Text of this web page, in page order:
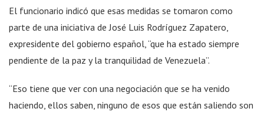
El funcionario indicó que esas medidas se tomaron como
parte de una iniciativa de José Luis Rodríguez Zapatero,
expresidente del gobierno español, “que ha estado siempre
pendiente de la paz y la tranquilidad de Venezuela”.
“Eso tiene que ver con una negociación que se ha venido
haciendo, ellos saben, ninguno de esos que están saliendo son